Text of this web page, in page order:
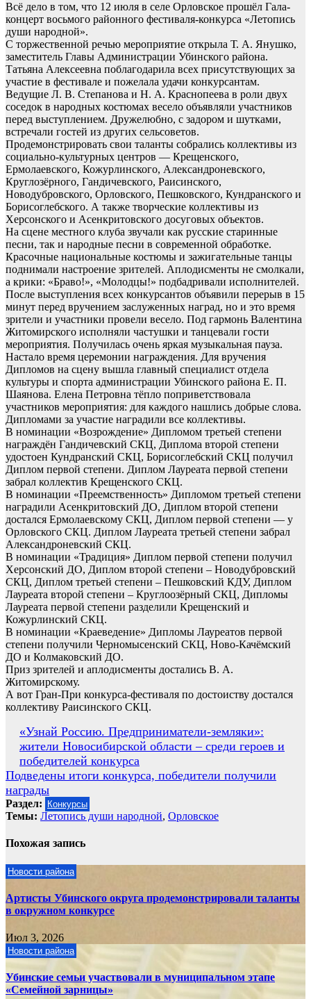
Всё дело в том, что 12 июля в селе Орловское прошёл Гала-
концерт восьмого районного фестиваля-конкурса «Летопись
души народной».
С торжественной речью мероприятие открыла Т. А. Янушко,
заместитель Главы Администрации Убинского района.
Татьяна Алексеевна поблагодарила всех присутствующих за
участие в фестивале и пожелала удачи конкурсантам.
Ведущие Л. В. Степанова и Н. А. Краснопеева в роли двух
соседок в народных костюмах весело объявляли участников
перед выступлением. Дружелюбно, с задором и шутками,
встречали гостей из других сельсоветов.
Продемонстрировать свои таланты собрались коллективы из
социально-культурных центров — Крещенского,
Ермолаевского, Кожурлинского, Александроневского,
Круглозёрного, Гандичевского, Раисинского,
Новодубровского, Орловского, Пешковского, Кундранского и
Борисоглебского. А также творческие коллективы из
Херсонского и Асенкритовского досуговых объектов.
На сцене местного клуба звучали как русские старинные
песни, так и народные песни в современной обработке.
Красочные национальные костюмы и зажигательные танцы
поднимали настроение зрителей. Аплодисменты не смолкали,
а крики: «Браво!», «Молодцы!» подбадривали исполнителей.
После выступления всех конкурсантов объявили перерыв в 15
минут перед вручением заслуженных наград, но и это время
зрители и участники провели весело. Под гармонь Валентина
Житомирского исполняли частушки и танцевали гости
мероприятия. Получилась очень яркая музыкальная пауза.
Настало время церемонии награждения. Для вручения
Дипломов на сцену вышла главный специалист отдела
культуры и спорта администрации Убинского района Е. П.
Шаянова. Елена Петровна тёпло поприветствовала
участников мероприятия: для каждого нашлись добрые слова.
Дипломами за участие наградили все коллективы.
В номинации «Возрождение» Дипломом третьей степени
награждён Гандичевский СКЦ, Диплома второй степени
удостоен Кундранский СКЦ, Борисоглебский СКЦ получил
Диплом первой степени. Диплом Лауреата первой степени
забрал коллектив Крещенского СКЦ.
В номинации «Преемственность» Дипломом третьей степени
наградили Асенкритовский ДО, Диплом второй степени
достался Ермолаевскому СКЦ, Диплом первой степени — у
Орловского СКЦ. Диплом Лауреата третьей степени забрал
Александроневский СКЦ.
В номинации «Традиция» Диплом первой степени получил
Херсонский ДО, Диплом второй степени – Новодубровский
СКЦ, Диплом третьей степени – Пешковский КДУ, Диплом
Лауреата второй степени – Круглоозёрный СКЦ, Дипломы
Лауреата первой степени разделили Крещенский и
Кожурлинский СКЦ.
В номинации «Краеведение» Дипломы Лауреатов первой
степени получили Черномысенский СКЦ, Ново-Качёмский
ДО и Колмаковский ДО.
Приз зрителей и аплодисменты достались В. А.
Житомирскому.
А вот Гран-При конкурса-фестиваля по достоиству достался
коллективу Раисинского СКЦ.
Навигация
по
записям
«Узнай Россию. Предприниматели-земляки»:
жители Новосибирской области – среди героев и
победителей конкурса
Подведены итоги конкурса, победители получили
награды
Раздел: Конкурсы
Темы: Летопись души народной, Орловское
Похожая запись
Новости района
Артисты Убинского округа продемонстрировали таланты
в окружном конкурсе
Июл 3, 2026
Новости района
Убинские семьи участвовали в муниципальном этапе
«Семейной зарницы»